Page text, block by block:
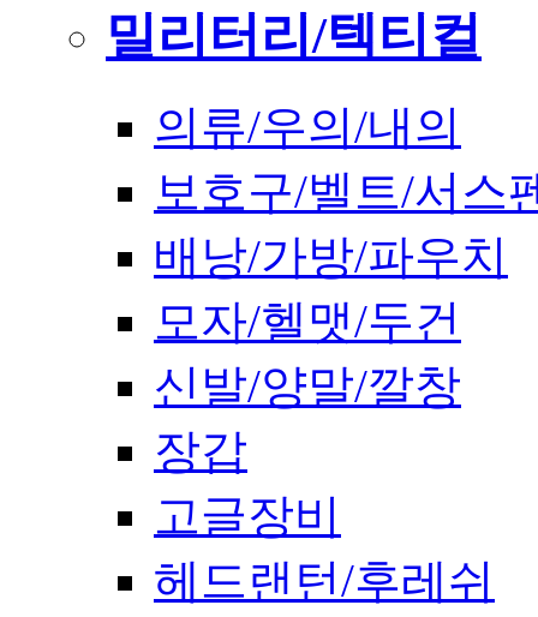
밀리터리/텍티컬
의류/우의/내의
보호구/벨트/서스
배낭/가방/파우치
모자/헬맷/두건
신발/양말/깔창
장갑
고글장비
헤드랜턴/후레쉬